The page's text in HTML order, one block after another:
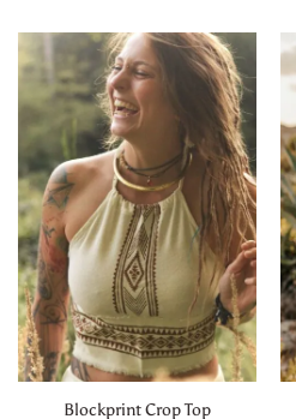
Blockprint Crop Top